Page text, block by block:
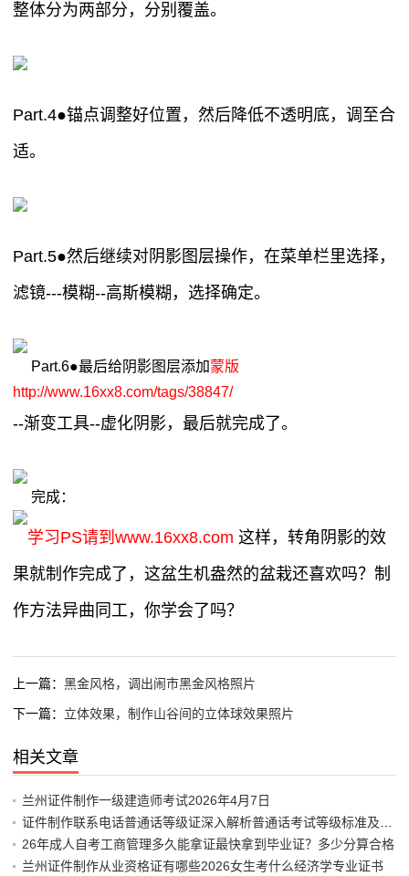
整体分为两部分，分别覆盖。
Part.4●锚点调整好位置，然后降低不透明底，调至合
适。
Part.5●然后继续对阴影图层操作，在菜单栏里选择，
滤镜---模糊--高斯模糊，选择确定。
Part.6●最后给阴影图层添加蒙版
http://www.16xx8.com/tags/38847/
--渐变工具--虚化阴影，最后就完成了。
完成：
学习PS请到www.16xx8.com 这样，转角阴影的效
果就制作完成了，这盆生机盎然的盆栽还喜欢吗？制
作方法异曲同工，你学会了吗？
上一篇： 黑金风格，调出闹市黑金风格照片
下一篇： 立体效果，制作山谷间的立体球效果照片
相关文章
兰州证件制作一级建造师考试2026年4月7日
26年成人自考工商管理多久能拿证最快拿到毕业证？多少分算合格
兰州证件制作从业资格证有哪些2026女生考什么经济学专业证书